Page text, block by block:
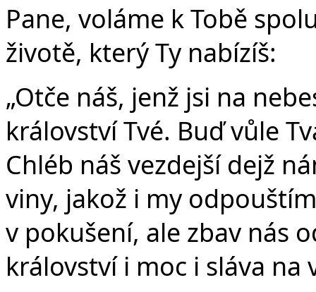
Pane, voláme k Tobě
životě, který Ty nabízíš:
„Otče náš, jenž jsi na
království Tvé. Buď vůle
Chléb náš vezdejší dejž
viny, jakož i my
v pokušení, ale zbav nás
království i moc i sláva na